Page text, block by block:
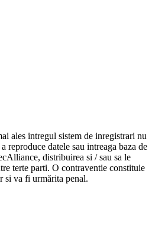
ales intregul sistem de inregistrari nu
reproduce datele sau intreaga baza de
distribuirea si / sau sa le
terte parti. O contraventie constituie
si va fi urmărita penal.